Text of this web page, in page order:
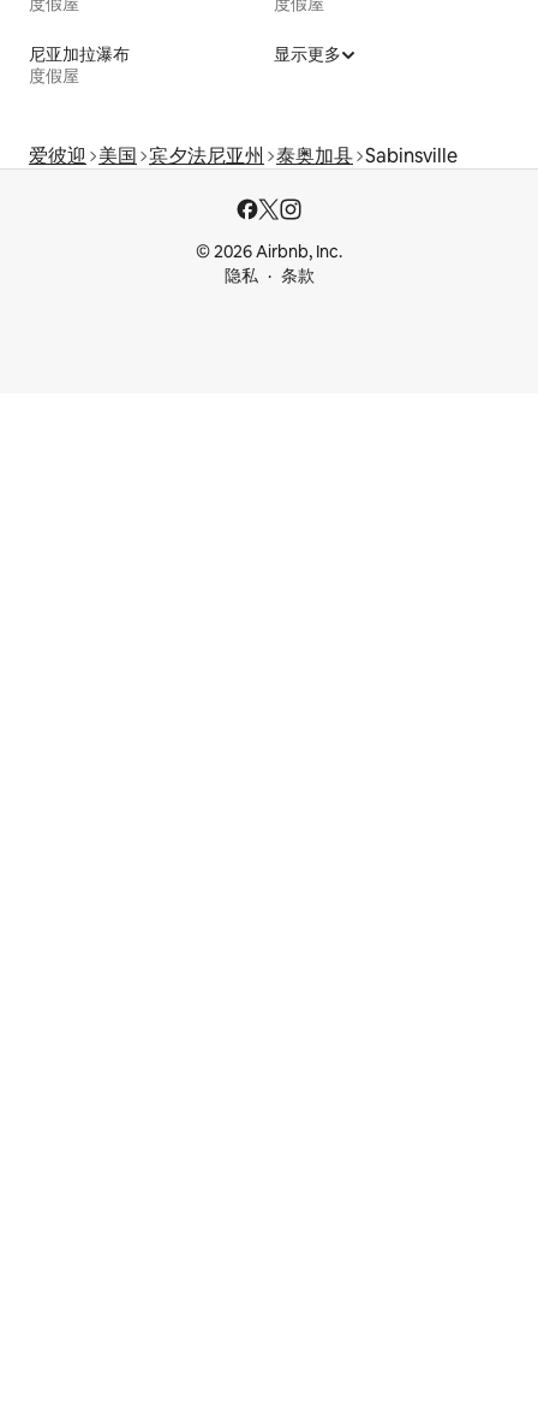
尼亚加拉瀑布
度假屋
显示更多
爱彼迎 美国 宾夕法尼亚州 泰奥加县 Sabinsville
© 2026 Airbnb, Inc.
隐私
条款